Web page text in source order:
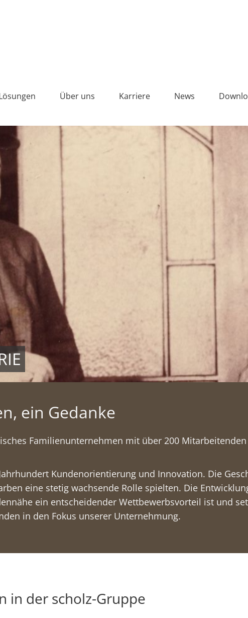
Über uns Karriere News
ein Gedanke
Familienunternehmen mit über 200
Kundenorientierung und Innovation. Die
eine stetig wachsende Rolle spielten. Die
ein entscheidender Wettbewerbsvorteil ist und
in den Fokus unserer Unternehmung.
in der scholz-Gruppe